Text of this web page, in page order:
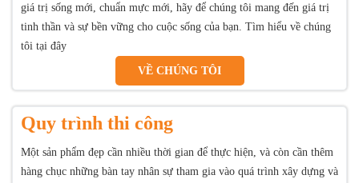
giá trị sống mới, chuẩn mực mới, hãy để chúng tôi mang đến giá trị
tinh thần và sự bền vững cho cuộc sống của bạn. Tìm hiểu về chúng
tôi tại đây
VỀ CHÚNG TÔI
Quy trình thi công
Một sản phẩm đẹp cần nhiều thời gian để thực hiện, và còn cần thêm
hàng chục những bàn tay nhân sự tham gia vào quá trình xây dựng và